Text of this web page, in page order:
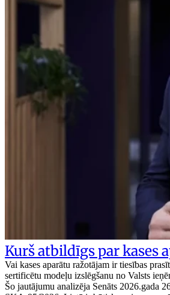
Kurš atbildīgs par kases
Vai kases aparātu ražotājam ir tiesības
sertificētu modeļu izslēgšanu no Valsts
Šo jautājumu analizēja Senāts 2026.gada